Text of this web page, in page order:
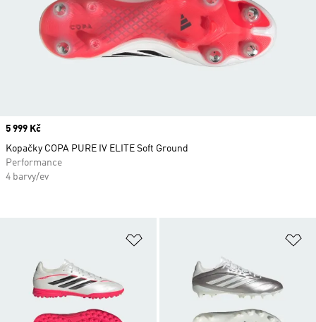
Price
5 999 Kč
Kopačky COPA PURE IV ELITE Soft Ground
Performance
4 barvy/ev